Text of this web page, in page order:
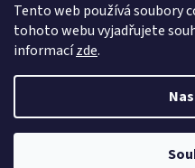
Tento web používá soubory
tohoto webu vyjadřujete
informacízde.
Doprava a platba
Vtipné